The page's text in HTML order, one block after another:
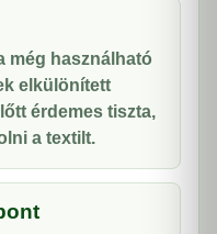
még használható
elkülönített
érdemes tiszta,
a textilt.